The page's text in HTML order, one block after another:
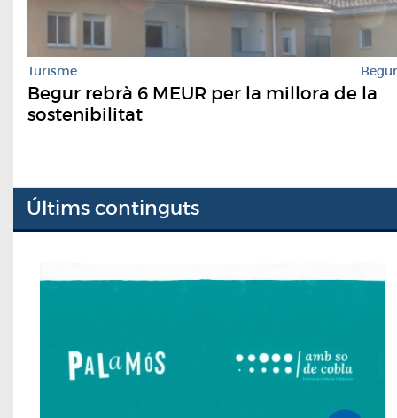
Turisme Begur
Begur rebrà 6 MEUR per la millora de la
sostenibilitat
Últims continguts